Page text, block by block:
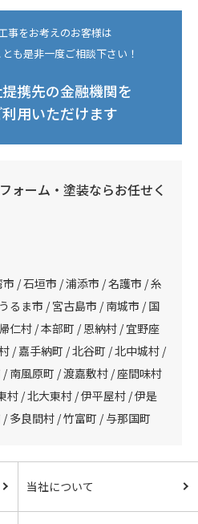
事をお考えのお客様は
も是非一度ご相談下さい！
携先の金融機関を
利用いただけます
ォーム・塗装ならお任せく
/ 石垣市 / 浦添市 / 名護市 / 糸
るま市 / 宮古島市 / 南城市 / 国
仁村 / 本部町 / 恩納村 / 宜野座
/ 嘉手納町 / 北谷町 / 北中城村 /
南風原町 / 渡嘉敷村 / 座間味村
村 / 北大東村 / 伊平屋村 / 伊是
多良間村 / 竹富町 / 与那国町
当社について